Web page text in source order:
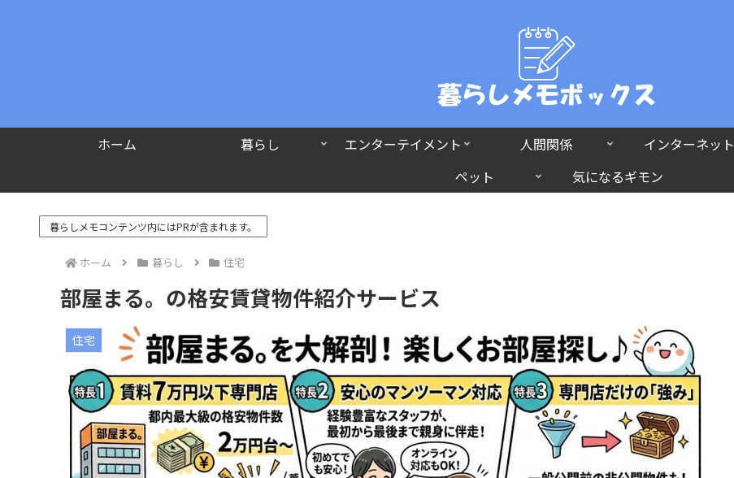
ホーム 暮らし エンターテイメント 人間関係 インターネット
ペット
気になるギモン
暮らしメモコンテンツ内にはPRが含まれます。
ホーム 暮らし 住宅
部屋まる。の格安賃貸物件紹介サービス
住宅